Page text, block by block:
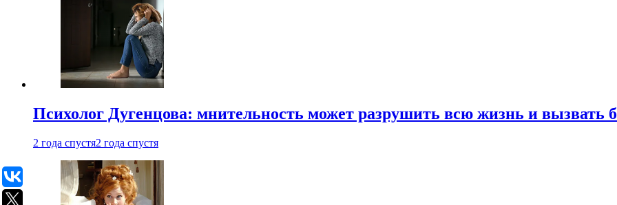
Психолог Дугенцова: мнительность может разрушить всю жизнь и вызвать
2 года спустя2 года спустя